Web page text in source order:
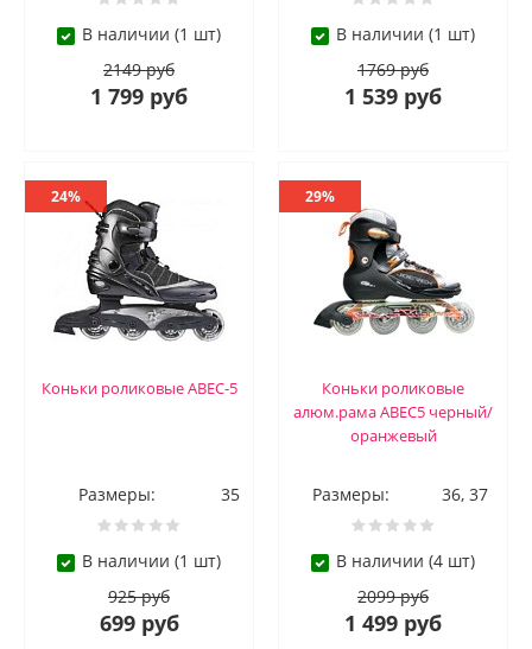
В наличии (1 шт)
2149 руб
1 799 руб
В наличии (1 шт)
1769 руб
1 539 руб
24%
Коньки роликовые АВЕС-5
Размеры: 35
В наличии (1 шт)
925 руб
699 руб
29%
Коньки роликовые
алюм.рама ABEC5 черный/
оранжевый
Размеры: 36, 37
В наличии (4 шт)
2099 руб
1 499 руб